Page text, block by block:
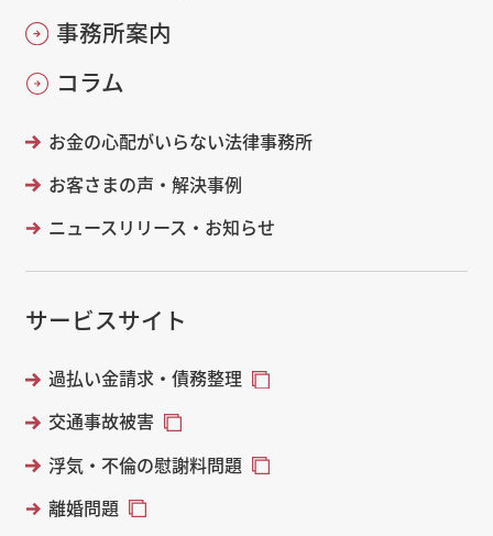
事務所案内
コラム
お金の心配がいらない法律事務所
お客さまの声・解決事例
ニュースリリース・お知らせ
サービスサイト
過払い金請求・債務整理
交通事故被害
浮気・不倫の慰謝料問題
離婚問題